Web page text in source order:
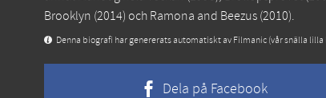
Brooklyn (2014) och Ramona and Beezus (2010).
Denna biografi har genererats automatiskt av Filmanic (vår snälla lilla
Dela på Facebook